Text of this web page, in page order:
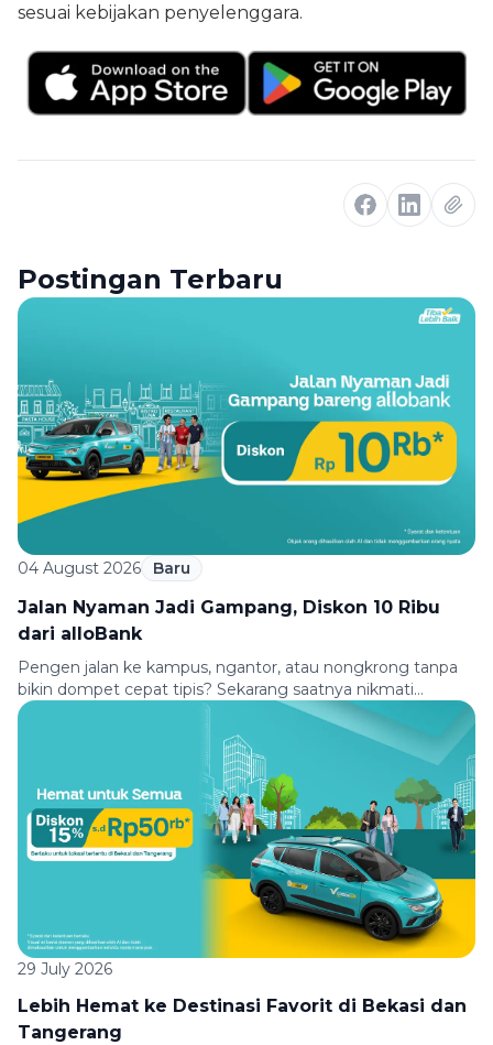
sesuai kebijakan penyelenggara.
Postingan Terbaru
04 August 2026 Baru
Jalan Nyaman Jadi Gampang, Diskon 10 Ribu
dari alloBank
Pengen jalan ke kampus, ngantor, atau nongkrong tanpa
bikin dompet cepat tipis? Sekarang saatnya nikmati
perjalanan yang lebih hemat bareng Green SM dan
allobank. Bayar pakai Virtual Debit Card atau QRIS allobank,
dapatkan diskon Rp10.000 untuk perjalananmu. Berangkat
kuliah, kerja, atau aktivitas padat lainnya bisa kamu mulai
dengan nyaman, hemat, dan praktis. Syarat & Ketentuan
[…]
29 July 2026
Lebih Hemat ke Destinasi Favorit di Bekasi dan
Tangerang